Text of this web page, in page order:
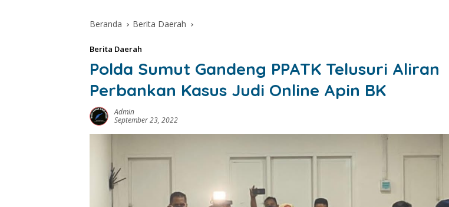
Beranda Berita Daerah
Berita Daerah
Polda Sumut Gandeng PPATK Telusuri Aliran
Perbankan Kasus Judi Online Apin BK
Admin
September 23, 2022